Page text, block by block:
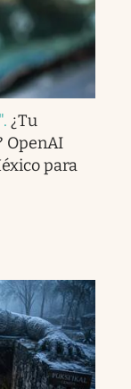
. ¿Tu
OpenAI
para